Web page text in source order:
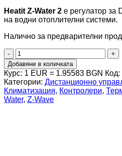
Heatit Z-Water 2 е регулатор за
на водни отоплителни системи.
Налично за предварителни
количество
за
Heatit
Z-
Water
2
Добавяне в количката
Курс: 1 EUR = 1.95583 BGN Код:
Категории: Дистанционно
Климатизация, Контролери,
Water, Z-Wave